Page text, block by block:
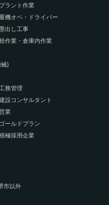
プラント作業
機オペ・ドライバー
出し工事
作業・倉庫内作業
)
務管理
設コンサルタント
業
ゴールドプラン
極採用企業
市以外